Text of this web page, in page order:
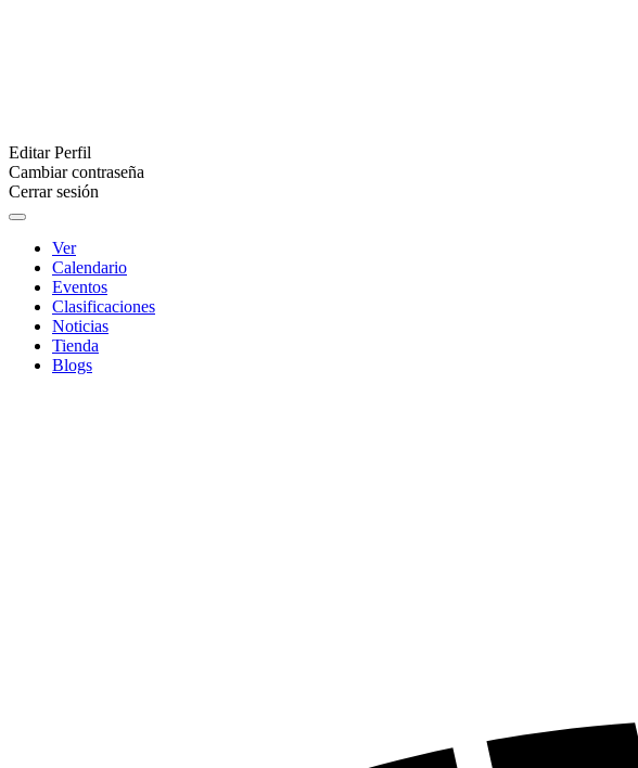
Editar Perfil
Cambiar contraseña
Cerrar sesión
Ver
Calendario
Eventos
Clasificaciones
Noticias
Tienda
Blogs